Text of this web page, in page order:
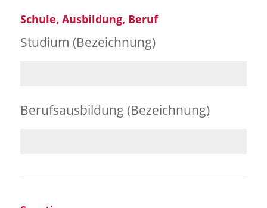
Schule, Ausbildung, Beruf
Studium (Bezeichnung)
Berufsausbildung (Bezeichnung)